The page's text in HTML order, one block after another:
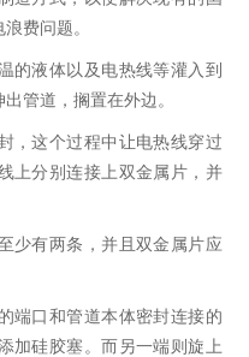
费问题。
液体以及电热线等灌入到
管道，搁置在外边。
这个过程中让电热线穿过
上分别连接上双金属片，并
有两条，并且双金属片应
口和管道本体密封连接的
加硅胶塞。而另一端则旋上